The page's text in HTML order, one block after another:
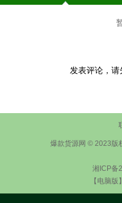
发表评论，请
爆款货源网 © 2023版
湘ICP备
【电脑版】